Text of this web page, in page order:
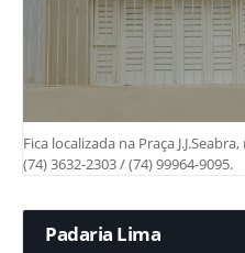
Fica localizada na Praça
(74) 3632-2303 / (74) 99964-9095.
Padaria Lima